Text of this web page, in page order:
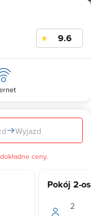
9.6
Wyjazd
ceny.
Pokój 2-